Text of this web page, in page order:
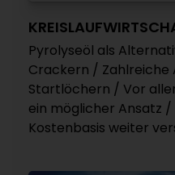
Pyrolyseöl als
Crackern / Zahlreiche
Startlöchern / Vor
ein möglicher Ansatz
Kostenbasis weiter